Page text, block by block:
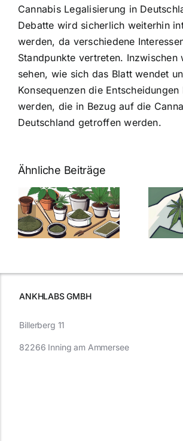
Cannabis Legalisierung in
Debatte wird sicherlich weiterhin
werden, da verschiedene
Standpunkte vertreten. Inzwischen
sehen, wie sich das Blatt wendet
Konsequenzen die Entscheidungen
werden, die in Bezug auf die
Deutschland getroffen werden.
Ähnliche Beiträge
Neue THC-
Grenzwert-
Regelung:
Was Sie über
Cannabis und
müssen
ANKHLABS GMBH
Billerberg 11
82266 Inning am Ammersee